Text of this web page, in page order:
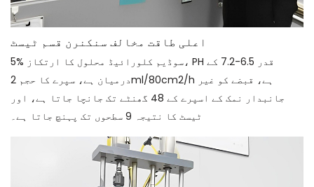
اعلی طاقت مخالف سنکنرن قسم ٹیسٹ
5% سوڈیم کلورائیڈ محلول کا ارتکاز، PH قدر 6.5-7.2 کے
درمیان ہے، سپرے کا حجم 2ml/80cm2/h ہے، قبضے کو غیر
جانبدار نمک کے اسپرے کے 48 گھنٹے تک جانچا جاتا ہے، اور
ٹیسٹ کا نتیجہ 9 سطحوں تک پہنچ جاتا ہے۔